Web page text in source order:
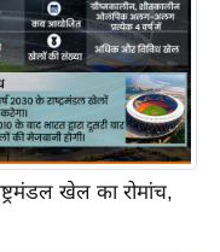
खेल का रोमांच,